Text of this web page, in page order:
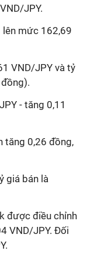
JPY.
lên mức 162,69
VND/JPY và tỷ
- tăng 0,11
tăng 0,26 đồng,
giá bán là
được điều chỉnh
VND/JPY. Đối